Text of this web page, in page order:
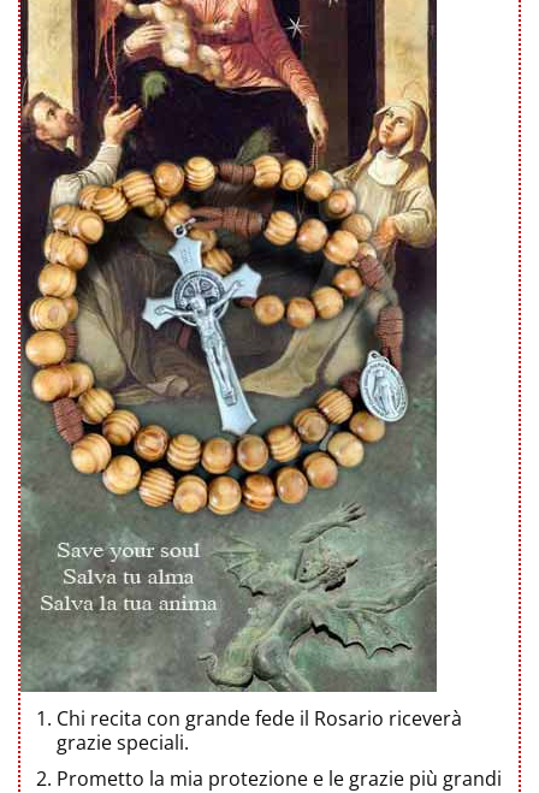
Chi recita con grande fede il Rosario riceverà
grazie speciali.
Prometto la mia protezione e le grazie più grandi